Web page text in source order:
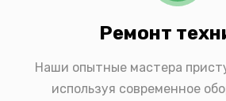
Ремонт
Наши опытные мастера
используя современное